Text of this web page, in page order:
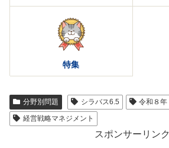
特集
分野別問題 シラバス6.5
令和８年
経営戦略マネジメント
スポンサーリンク